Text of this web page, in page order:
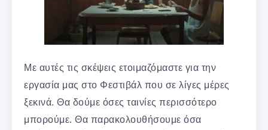
Με αυτές τις σκέψεις ετοιμαζόμαστε για την
εργασία μας στο Φεστιβάλ που σε λίγες μέρες
ξεκινά. Θα δούμε όσες ταινίες περισσότερο
μπορούμε. Θα παρακολουθήσουμε όσα